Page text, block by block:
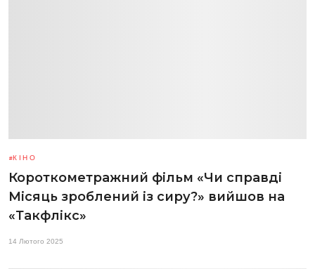
КІНО
Короткометражний фільм «Чи справді
Місяць зроблений із сиру?» вийшов на
«Такфлікс»
14 Лютого 2025